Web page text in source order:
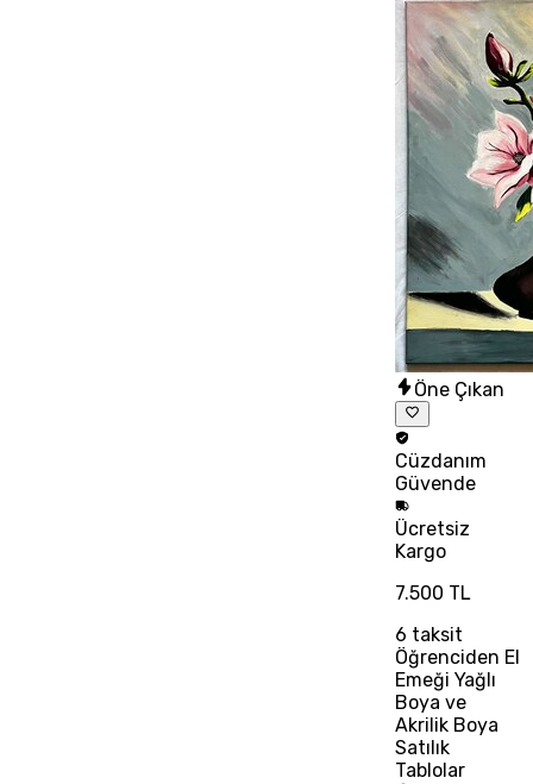
Öne Çıkan
Cüzdanım
Güvende
Ücretsiz
Kargo
7.500 TL
6 taksit
Öğrenciden El
Emeği Yağlı
Boya ve
Akrilik Boya
Satılık
Tablolar